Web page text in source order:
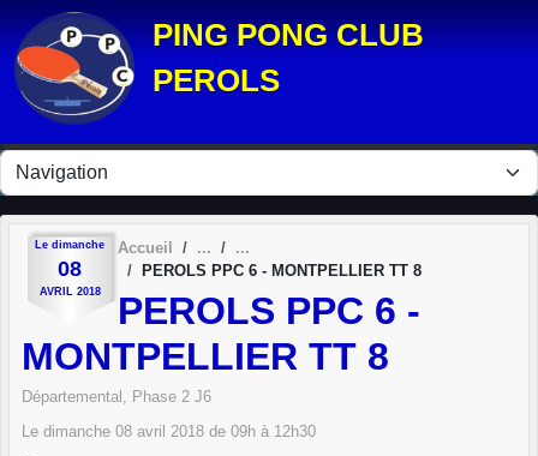
PING PONG CLUB
PEROLS
Le dimanche
08
AVRIL 2018
Accueil
PEROLS PPC 6 - MONTPELLIER TT 8
PEROLS PPC 6 -
MONTPELLIER TT 8
Départemental, Phase 2 J6
Le dimanche 08 avril 2018 de 09h à 12h30
Panneau de gestion des cookies